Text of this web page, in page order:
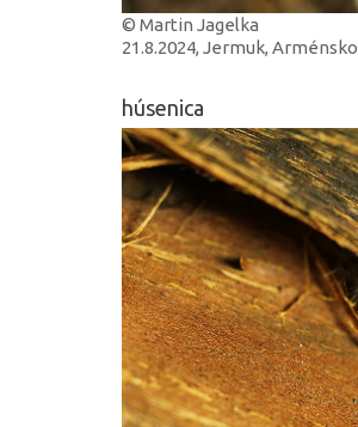
© Martin Jagelka
21.8.2024, Jermuk, Arménsko
húsenica